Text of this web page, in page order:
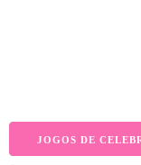
JOGOS DE